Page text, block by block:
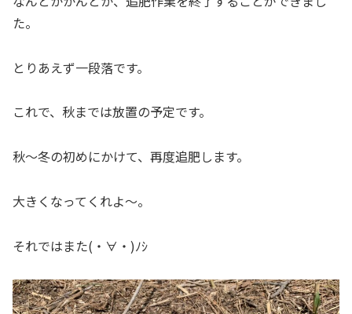
た。
とりあえず一段落です。
これで、秋までは放置の予定です。
秋～冬の初めにかけて、再度追肥します。
大きくなってくれよ～。
それではまた(・∀・)ﾉｼ